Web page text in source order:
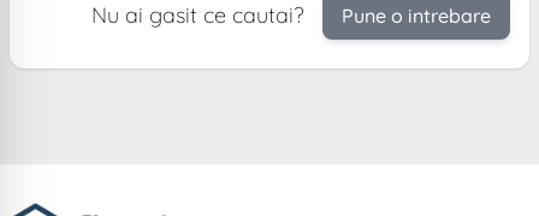
Nu ai gasit ce cautai? Pune o intrebare